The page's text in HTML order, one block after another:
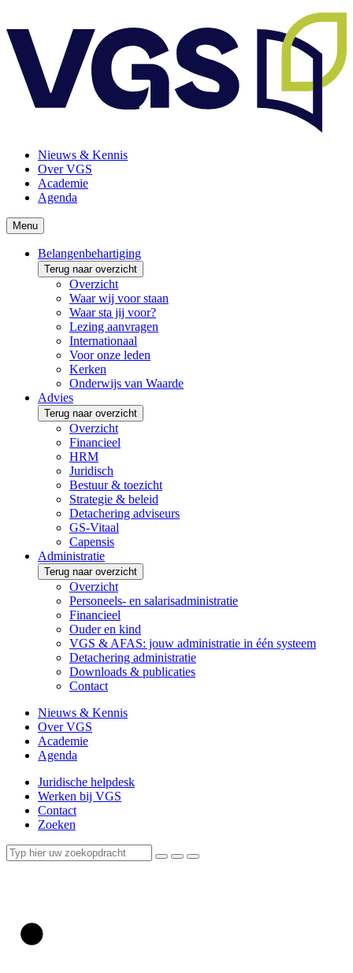
Nieuws & Kennis
Over VGS
Academie
Agenda
Menu
Belangenbehartiging
Terug naar overzicht
Overzicht
Waar wij voor staan
Waar sta jij voor?
Lezing aanvragen
Internationaal
Voor onze leden
Kerken
Onderwijs van Waarde
Advies
Terug naar overzicht
Overzicht
Financieel
HRM
Juridisch
Bestuur & toezicht
Strategie & beleid
Detachering adviseurs
GS-Vitaal
Capensis
Administratie
Terug naar overzicht
Overzicht
Personeels- en salarisadministratie
Financieel
Ouder en kind
VGS & AFAS: jouw administratie in één systeem
Detachering administratie
Downloads & publicaties
Contact
Nieuws & Kennis
Over VGS
Academie
Agenda
Juridische helpdesk
Werken bij VGS
Contact
Zoeken